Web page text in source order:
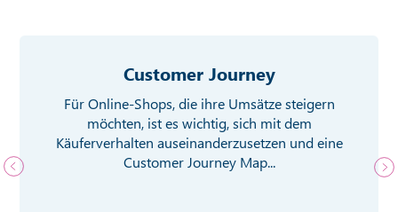
Customer Journey
Für Online-Shops, die ihre Umsätze steigern
möchten, ist es wichtig, sich mit dem
Käuferverhalten auseinanderzusetzen und eine
Customer Journey Map...